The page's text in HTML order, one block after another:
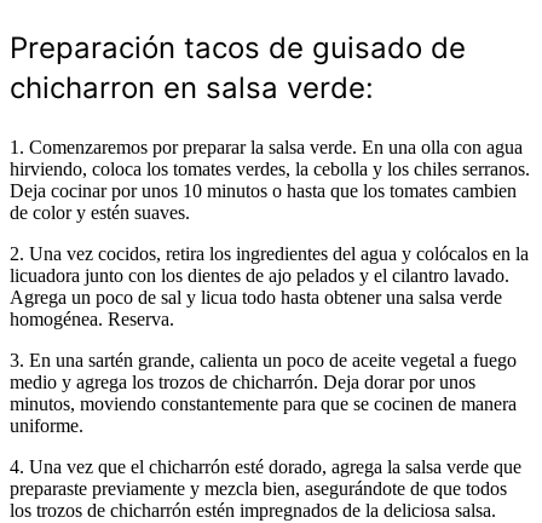
Preparación tacos de guisado de
chicharron en salsa verde:
1. Comenzaremos por preparar la salsa verde. En una olla con agua
hirviendo, coloca los tomates verdes, la cebolla y los chiles serranos.
Deja cocinar por unos 10 minutos o hasta que los tomates cambien
de color y estén suaves.
2. Una vez cocidos, retira los ingredientes del agua y colócalos en la
licuadora junto con los dientes de ajo pelados y el cilantro lavado.
Agrega un poco de sal y licua todo hasta obtener una salsa verde
homogénea. Reserva.
3. En una sartén grande, calienta un poco de aceite vegetal a fuego
medio y agrega los trozos de chicharrón. Deja dorar por unos
minutos, moviendo constantemente para que se cocinen de manera
uniforme.
4. Una vez que el chicharrón esté dorado, agrega la salsa verde que
preparaste previamente y mezcla bien, asegurándote de que todos
los trozos de chicharrón estén impregnados de la deliciosa salsa.